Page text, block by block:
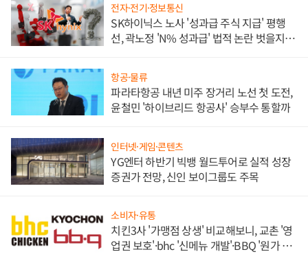
전자·전기·정보통신
SK하이닉스 노사 '성과급 주식 지급' 평행
선, 곽노정 'N% 성과급' 법적 논란 벗을지 주
항공·물류
파라타항공 내년 미주 장거리 노선 첫 도전,
윤철민 '하이브리드 항공사' 승부수 통할까
인터넷·게임·콘텐츠
YG엔터 하반기 빅뱅 월드투어로 실적 성장
증권가 전망, 신인 보이그룹도 주목
소비자·유통
치킨3사 '가맹점 상생' 비교해보니, 교촌 '영
업권 보호'·bhc '신메뉴 개발'·BBQ '원가 부